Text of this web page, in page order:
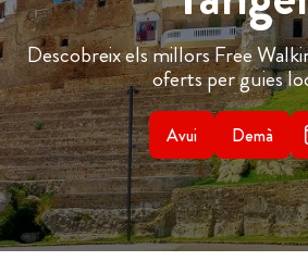
Descobreix els millors Free
oferts per guies
Avui Demà